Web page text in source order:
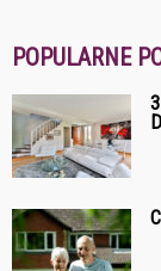
POPULARNE